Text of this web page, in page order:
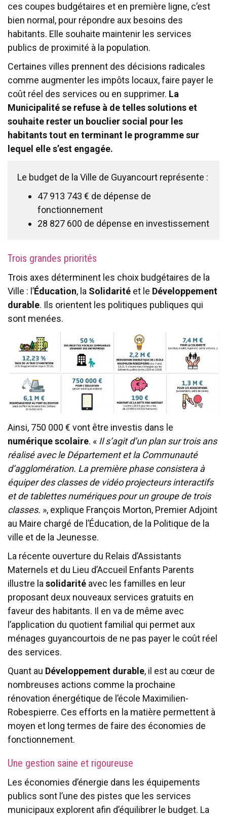
ces coupes budgétaires et en première ligne, c’est
bien normal, pour répondre aux besoins des
habitants. Elle souhaite maintenir les services
publics de proximité à la population.
Certaines villes prennent des décisions radicales
comme augmenter les impôts locaux, faire payer le
coût réel des services ou en supprimer. La
Municipalité se refuse à de telles solutions et
souhaite rester un bouclier social pour les
habitants tout en terminant le programme sur
lequel elle s’est engagée.
Le budget de la Ville de Guyancourt représente :
47 913 743 € de dépense de
fonctionnement
28 827 600 de dépense en investissement
Trois grandes priorités
Trois axes déterminent les choix budgétaires de la
Ville : l’Éducation, la Solidarité et le Développement
durable. Ils orientent les politiques publiques qui
sont menées.
Ainsi, 750 000 € vont être investis dans le
numérique scolaire. « Il s’agit d’un plan sur trois ans
réalisé avec le Département et la Communauté
d’agglomération. La première phase consistera à
équiper des classes de vidéo projecteurs interactifs
et de tablettes numériques pour un groupe de trois
classes. », explique François Morton, Premier Adjoint
au Maire chargé de l’Éducation, de la Politique de la
ville et de la Jeunesse.
La récente ouverture du Relais d’Assistants
Maternels et du Lieu d’Accueil Enfants Parents
illustre la solidarité avec les familles en leur
proposant deux nouveaux services gratuits en
faveur des habitants. Il en va de même avec
l’application du quotient familial qui permet aux
ménages guyancourtois de ne pas payer le coût réel
des services.
Quant au Développement durable, il est au cœur de
nombreuses actions comme la prochaine
rénovation énergétique de l’école Maximilien-
Robespierre. Ces efforts en la matière permettent à
moyen et long termes de faire des économies de
fonctionnement.
Une gestion saine et rigoureuse
Les économies d’énergie dans les équipements
publics sont l’une des pistes que les services
municipaux explorent afin d’équilibrer le budget. La